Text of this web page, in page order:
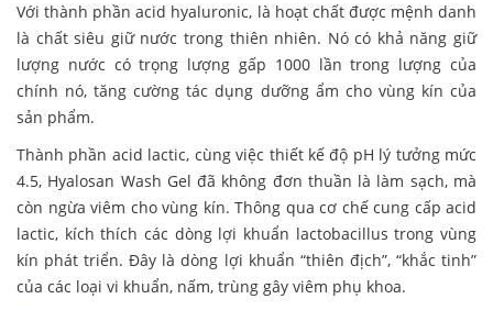
Với thành phần acid hyaluronic, là hoạt chất được mệnh danh
là chất siêu giữ nước trong thiên nhiên. Nó có khả năng giữ
lượng nước có trọng lượng gấp 1000 lần trong lượng của
chính nó, tăng cường tác dụng dưỡng ẩm cho vùng kín của
sản phẩm.
Thành phần acid lactic, cùng việc thiết kế độ pH lý tưởng mức
4.5, Hyalosan Wash Gel đã không đơn thuần là làm sạch, mà
còn ngừa viêm cho vùng kín. Thông qua cơ chế cung cấp acid
lactic, kích thích các dòng lợi khuẩn lactobacillus trong vùng
kín phát triển. Đây là dòng lợi khuẩn “thiên địch”, “khắc tinh”
của các loại vi khuẩn, nấm, trùng gây viêm phụ khoa.